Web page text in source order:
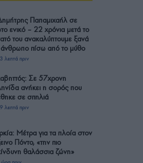
Παπαμιχαήλ σε
ενικό – 22 χρόνια μετά το
του ανακαλύπτουμε ξανά
άνθρωπο πίσω από το μύθο
λεπτά πριν
Σε 57χρονη
ανήκει η σορός που
σε σπηλιά
λεπτά πριν
Μέτρα για τα πλοία στον
Πόντο, «την πιο
θαλάσσια ζώνη»